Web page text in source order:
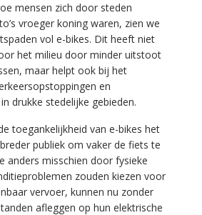
mensen zich door steden
vroeger koning waren, zien we
vol e-bikes. Dit heeft niet
het milieu door minder uitstoot
maar helpt ook bij het
en
drukke stedelijke gebieden.
toegankelijkheid van e-bikes het
publiek om vaker de fiets te
anders misschien door fysieke
zouden kiezen voor
vervoer, kunnen nu zonder
afleggen op hun elektrische